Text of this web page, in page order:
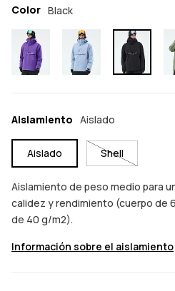
Color Black
Aislamiento Aislado
Aislado Shell
Aislamiento de peso medio para
calidez y rendimiento (cuerpo de
de 40 g/m2).
Información sobre el aislamiento